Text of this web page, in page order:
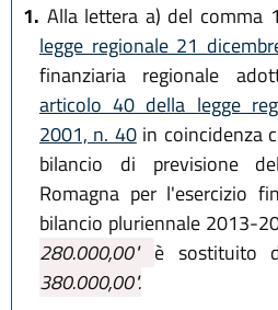
1. Alla lettera a) del comma
legge regionale 21
finanziaria regionale
articolo 40 della legge
2001, n. 40in coincidenza
bilancio di previsione
Romagna per l'esercizio
bilancio pluriennale 2013-
280.000,00" è sostituito
380.000,00".